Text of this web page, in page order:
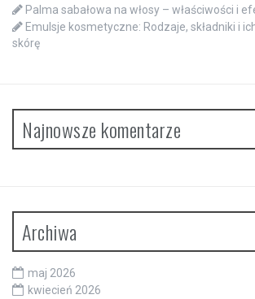
Palma sabałowa na włosy – właściwości i
Emulsje kosmetyczne: Rodzaje, składniki i
skórę
Najnowsze komentarze
Archiwa
maj 2026
kwiecień 2026